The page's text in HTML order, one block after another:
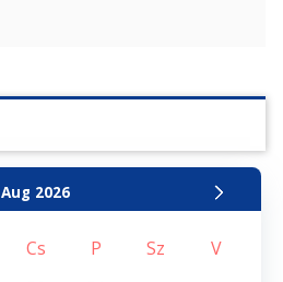
Aug 2026
Cs P Sz
V